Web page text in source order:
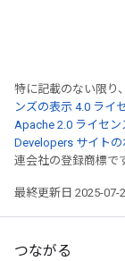
特に記載のない限り
ンズの表示 4.0 ライ
Apache 2.0 ライセン
Developers サイトの
連会社の登録商標で
最終更新日 2025-07-
つながる